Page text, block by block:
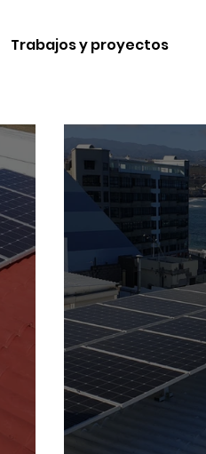
Trabajos y proyectos